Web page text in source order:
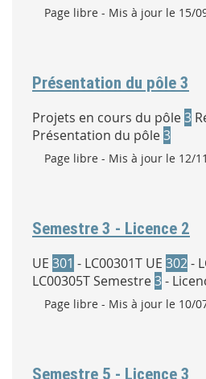
Type :
Page libre - Mis à jour le 15/
Présentation du pôle 3
Projets en cours du pôle3
Présentation du pôle3
Type :
Page libre - Mis à jour le 12/
Semestre 3 - Licence 2
UE 301 - LC00301T UE 302-
LC00305T Semestre3-
Type :
Page libre - Mis à jour le 10/
Semestre 5 - Licence 3